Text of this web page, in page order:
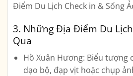
Điểm Du Lịch Check in & Sống
3. Những Địa Điểm Du
Qua
Hồ Xuân Hương: Biểu tượng
dạo bộ, đạp vịt hoặc chụp